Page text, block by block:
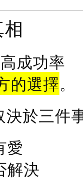
成功率
的選擇。
決於三件
愛
解決